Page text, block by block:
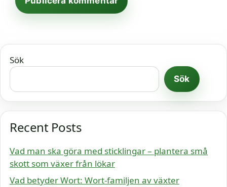
Sök
Sök
Recent Posts
Vad man ska göra med sticklingar – plantera små
skott som växer från lökar
Vad betyder Wort: Wort-familjen av växter